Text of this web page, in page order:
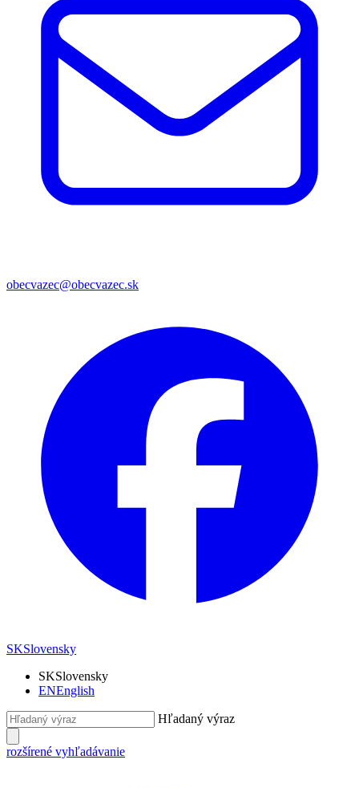
obecvazec@obecvazec.sk
SKSlovensky
SKSlovensky
ENEnglish
Hľadaný výraz
rozšírené vyhľadávanie